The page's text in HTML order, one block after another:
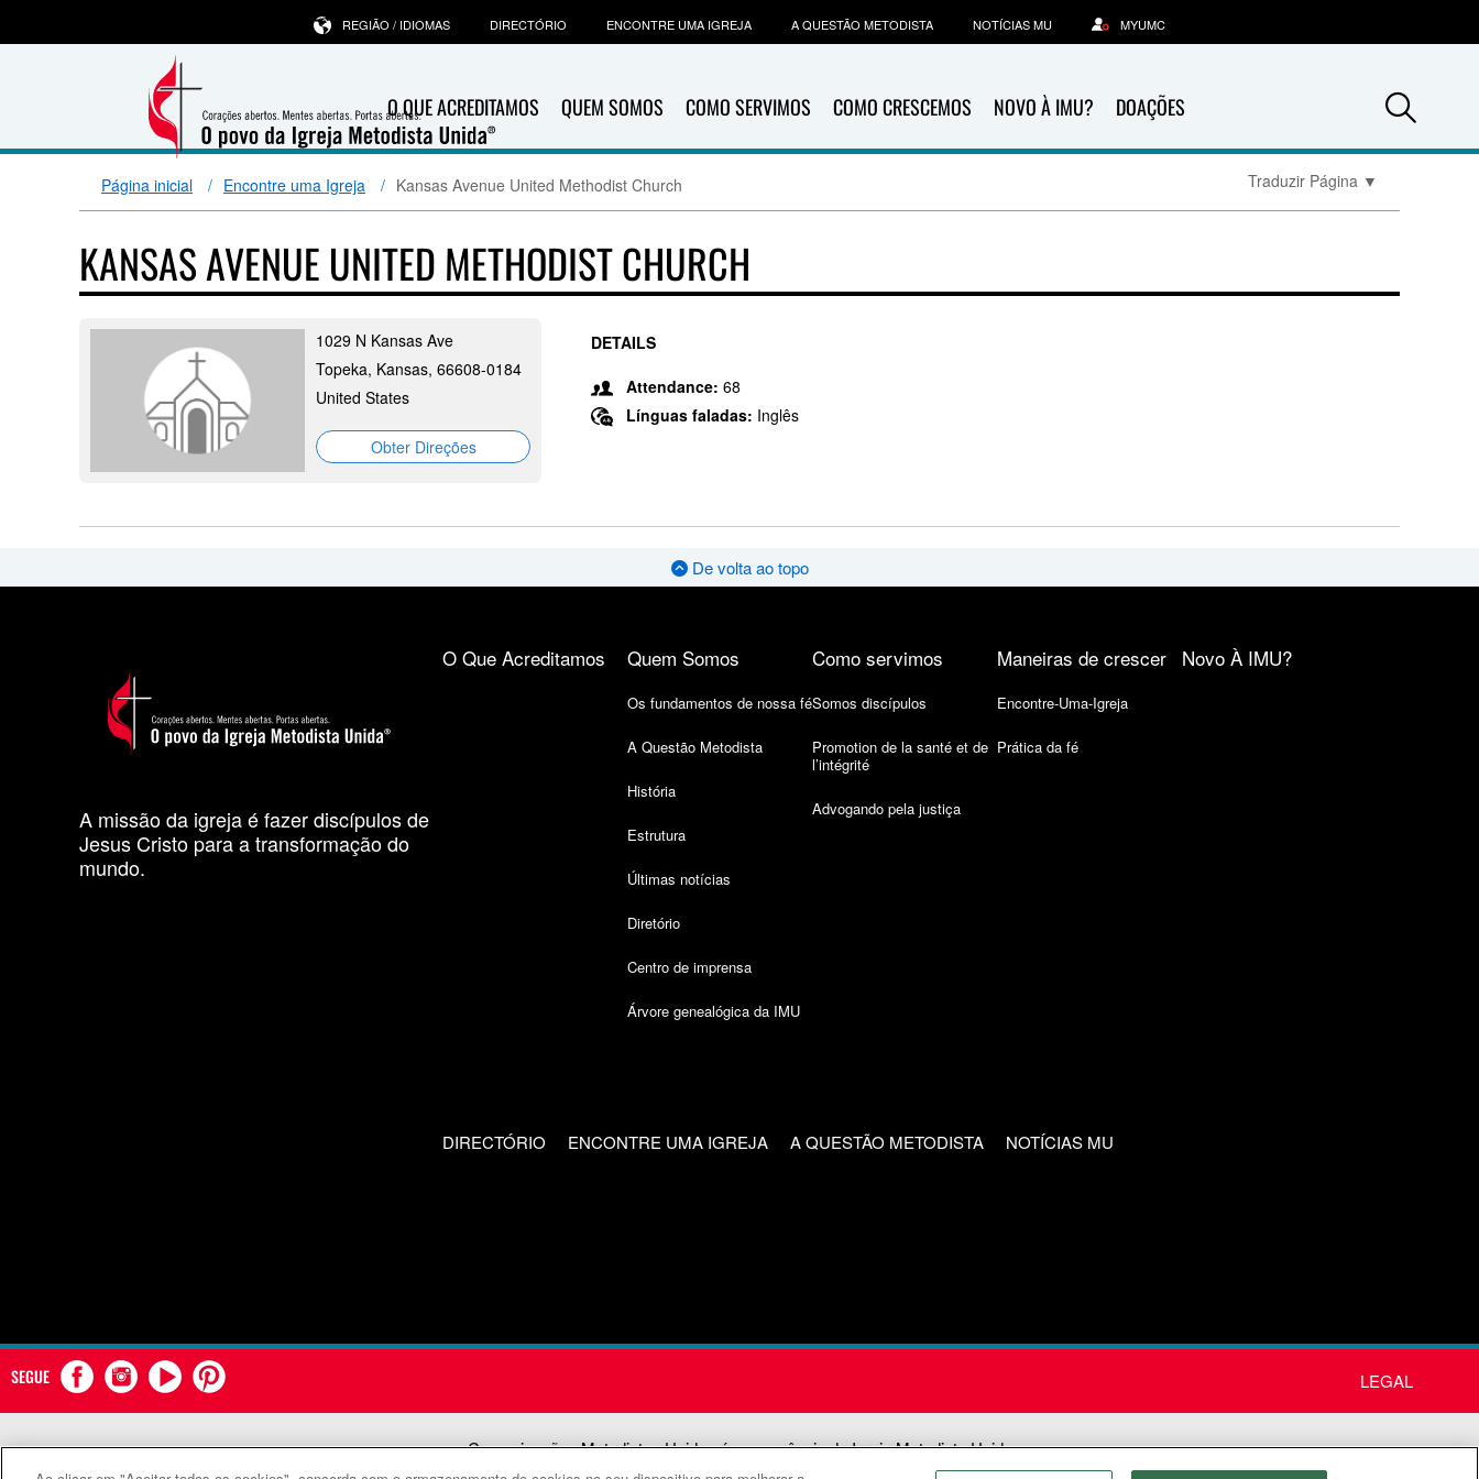
O QUE ACREDITAMOS QUEM SOMOS COMO SERVIMOS COMO CRESCEMOS NOVO À IMU? DOAÇÕES
REGIÃO / IDIOMAS DIRECTÓRIO ENCONTRE UMA IGREJA A QUESTÃO METODISTA NOTÍCIAS MU MYUMC
Página inicial Encontre uma Igreja Kansas Avenue United Methodist Church Traduzir Página ▼
KANSAS AVENUE UNITED METHODIST CHURCH
1029 N Kansas Ave
Topeka, Kansas, 66608-0184
United States
Obter Direções
DETAILS
Attendance: 68
Línguas faladas: Inglês
De volta ao topo
A missão da igreja é fazer discípulos de
Jesus Cristo para a transformação do
mundo.
O Que Acreditamos Quem Somos
Os fundamentos de nossa fé
A Questão Metodista
História
Estrutura
Últimas notícias
Diretório
Centro de imprensa
Árvore genealógica da IMU
Como servimos
Somos discípulos
Promotion de la santé et de
l’intégrité
Advogando pela justiça
Maneiras de crescer
Encontre-Uma-Igreja
Prática da fé
Novo À IMU?
DIRECTÓRIO ENCONTRE UMA IGREJA A QUESTÃO METODISTA NOTÍCIAS MU
SEGUE LEGAL
Comunicações Metodistas Unidas é uma agência da Igreja Metodista Unida